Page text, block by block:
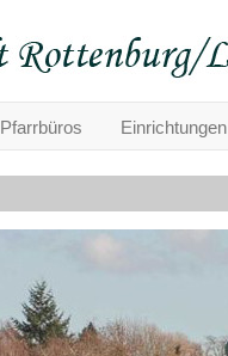
Pfarrbüros Einrichtungen